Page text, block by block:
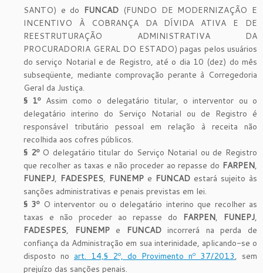
SANTO) e do FUNCAD (FUNDO DE MODERNIZAÇÃO E
INCENTIVO À COBRANÇA DA DÍVIDA ATIVA E DE
REESTRUTURAÇÃO ADMINISTRATIVA DA
PROCURADORIA GERAL DO ESTADO) pagas pelos usuários
do serviço Notarial e de Registro, até o dia 10 (dez) do mês
subseqüente, mediante comprovação perante à Corregedoria
Geral da Justiça.
§ 1º Assim como o delegatário titular, o interventor ou o
delegatário interino do Serviço Notarial ou de Registro é
responsável tributário pessoal em relação à receita não
recolhida aos cofres públicos.
§ 2º O delegatário titular do Serviço Notarial ou de Registro
que recolher as taxas e não proceder ao repasse do FARPEN,
FUNEPJ, FADESPES, FUNEMP e FUNCAD estará sujeito às
sanções administrativas e penais previstas em lei.
§ 3º O interventor ou o delegatário interino que recolher as
taxas e não proceder ao repasse do FARPEN, FUNEPJ,
FADESPES, FUNEMPe FUNCADincorrerá na perda de
confiança da Administração em sua interinidade, aplicando-se o
disposto no art. 14,§ 2º, do Provimento nº 37/2013, sem
prejuízo das sanções penais.